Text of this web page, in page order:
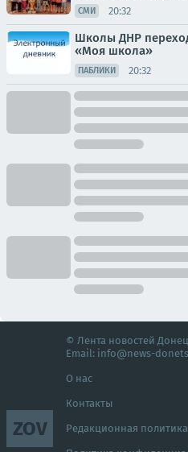
СМИ 20:32
Школы ДНР
«Моя школа»
ПАБЛИКИ 20:32
ZOV
© Лента новостей
Email: info@news-
О нас
Контакты
Редакционная политика